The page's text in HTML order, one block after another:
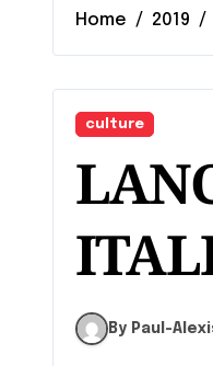
Home 2019
culture
By Paul-